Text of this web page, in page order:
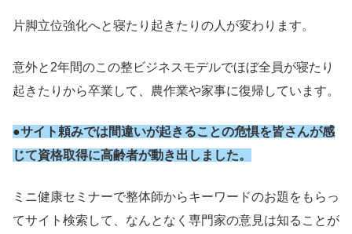
片脚立位強化へと寝たり起きたりの人が変わります。
意外と2年間のこの整ビジネスモデルでほぼ全員が寝たり
起きたりから卒業して、農作業や家事に復帰しています。
●サイト頼みでは間違いが起きることの危惧を皆さんが感
じて資格取得に高齢者が動き出しました。
ミニ健康セミナーで整体師からキーワードのお題をもらっ
てサイト検索して、なんとなく専門家の意見は知ることが